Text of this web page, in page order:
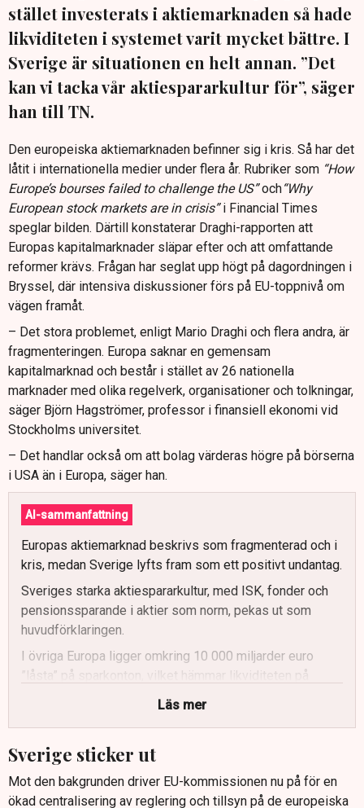
stället investerats i aktiemarknaden så hade
likviditeten i systemet varit mycket bättre. I
Sverige är situationen en helt annan. ”Det
kan vi tacka vår aktiespararkultur för”, säger
han till TN.
Den europeiska aktiemarknaden befinner sig i kris. Så har det
låtit i internationella medier under flera år. Rubriker som “How
Europe’s bourses failed to challenge the US”och“Why
European stock markets are in crisis”i Financial Times
speglar bilden. Därtill konstaterar Draghi-rapporten att
Europas kapitalmarknader släpar efter och att omfattande
reformer krävs. Frågan har seglat upp högt på dagordningen i
Bryssel, där intensiva diskussioner förs på EU-toppnivå om
vägen framåt.
– Det stora problemet, enligt Mario Draghi och flera andra, är
fragmenteringen. Europa saknar en gemensam
kapitalmarknad och består i stället av 26 nationella
marknader med olika regelverk, organisationer och tolkningar,
säger Björn Hagströmer, professor i finansiell ekonomi vid
Stockholms universitet.
– Det handlar också om att bolag värderas högre på börserna
i USA än i Europa, säger han.
AI-sammanfattning
Europas aktiemarknad beskrivs som fragmenterad och i
kris, medan Sverige lyfts fram som ett positivt undantag.
Sveriges starka aktiespararkultur, med ISK, fonder och
pensionssparande i aktier som norm, pekas ut som
huvudförklaringen.
I övriga Europa ligger omkring 10 000 miljarder euro
”låsta” på sparkonton, vilket hämmar likviditeten på
jämförbara bolag i USA.
Sveriges välutvecklade ekosystem med riskvilligt
Läs mer
Sverige sticker ut
Mot den bakgrunden driver EU-kommissionen nu på för en
ökad centralisering av reglering och tillsyn på de europeiska